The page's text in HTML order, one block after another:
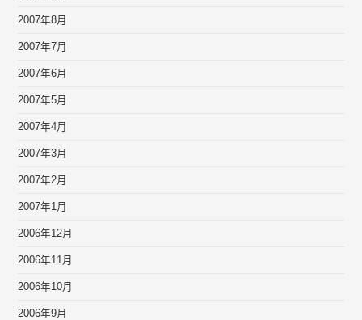
2007年8月
2007年7月
2007年6月
2007年5月
2007年4月
2007年3月
2007年2月
2007年1月
2006年12月
2006年11月
2006年10月
2006年9月